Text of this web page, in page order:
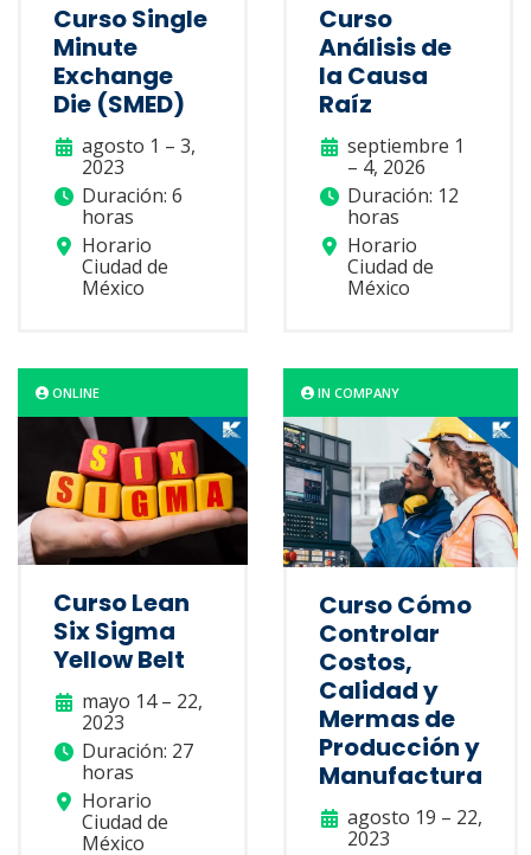
Curso Single
Minute
Exchange
Die (SMED)
agosto 1 – 3,
2023
Duración: 6
horas
Horario
Ciudad de
México
Curso
Análisis de
la Causa
Raíz
septiembre 1
– 4, 2026
Duración: 12
horas
Horario
Ciudad de
México
ONLINE
Curso Lean
Six Sigma
Yellow Belt
mayo 14 – 22,
2023
Duración: 27
horas
Horario
Ciudad de
México
IN COMPANY
Curso Cómo
Controlar
Costos,
Calidad y
Mermas de
Producción y
Manufactura
agosto 19 – 22,
2023